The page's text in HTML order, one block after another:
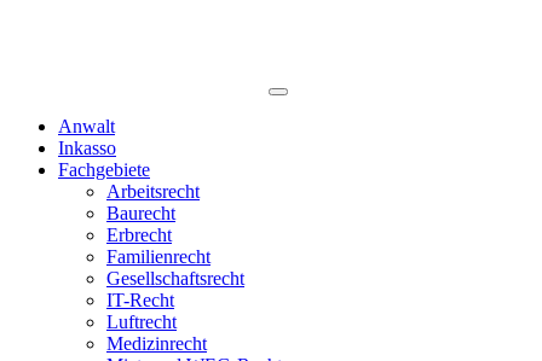
Anwalt
Inkasso
Fachgebiete
Arbeitsrecht
Baurecht
Erbrecht
Familienrecht
Gesellschaftsrecht
IT-Recht
Luftrecht
Medizinrecht